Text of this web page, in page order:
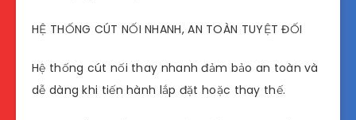
HỆ THỐNG CÚT NỐI NHANH, AN TOÀN TUYỆT ĐỐI
Hệ thống cút nối thay nhanh đảm bảo an toàn và
dễ dàng khi tiến hành lắp đặt hoặc thay thế.